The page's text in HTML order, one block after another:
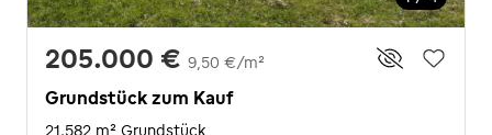
205.000 € 9,50 €/m²
Grundstück zum Kauf
21.582 m² Grundstück